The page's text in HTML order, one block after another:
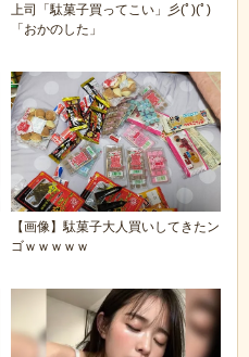
上司「駄菓子買ってこい」彡(ﾟ)(ﾟ)
「おかのした」
【画像】駄菓子大人買いしてきたン
ゴｗｗｗｗｗ